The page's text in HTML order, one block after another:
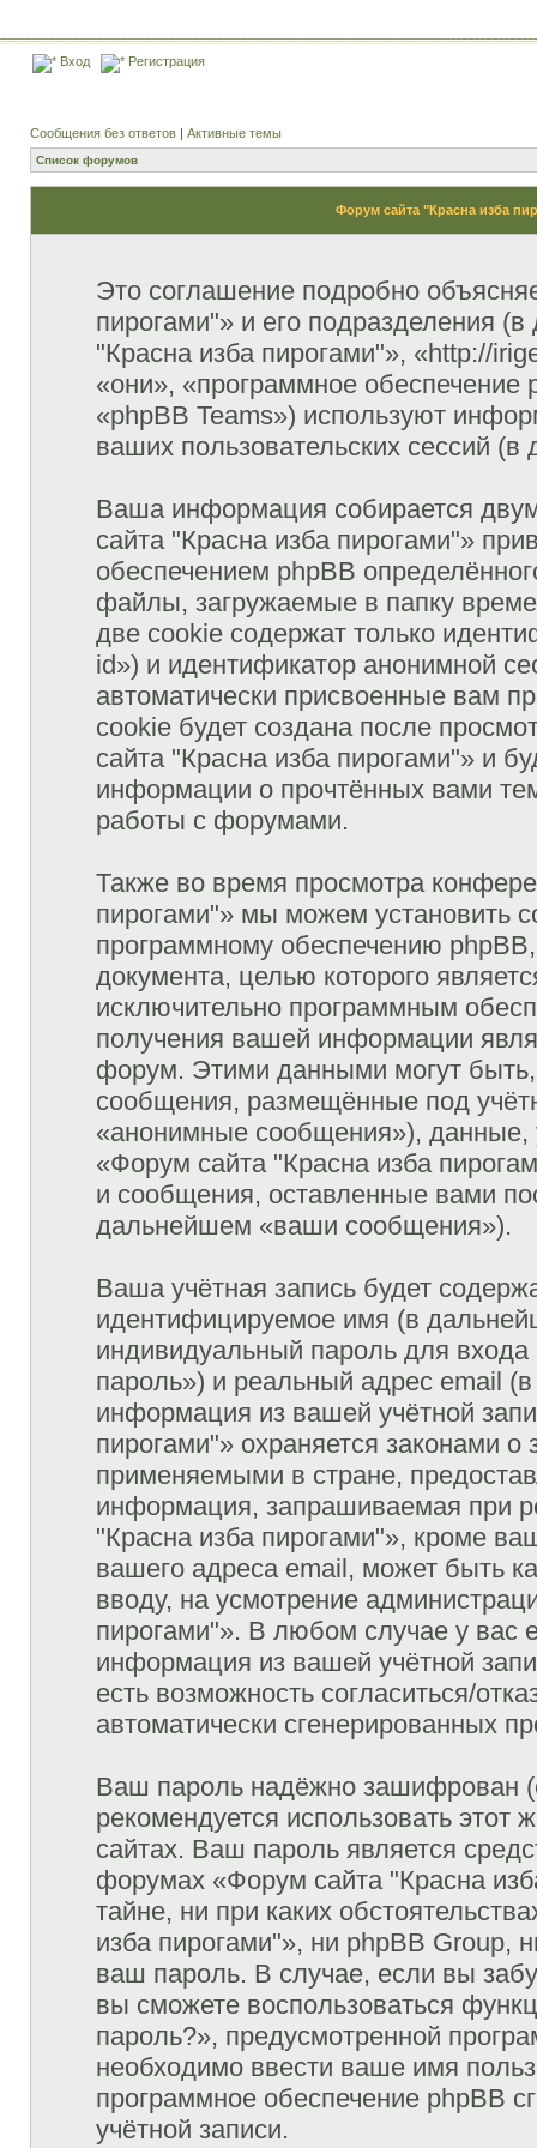
Вход Регистрация
Сообщения без ответов | Активные темы
Список форумов
Форум сайта "Красна изба
Это соглашение подробно
пирогами"» и его подразделения
"Красна изба пирогами"», «http://
«они», «программное
«phpBB Teams») используют
ваших пользовательских сессий
Ваша информация собирается
сайта "Красна изба пирогами"»
обеспечением phpBB
файлы, загружаемые в папку
две cookie содержат только
id») и идентификатор анонимной
автоматически присвоенные вам
cookie будет создана после
сайта "Красна изба пирогами"» и
информации о прочтённых вами
работы с форумами.
Также во время просмотра
пирогами"» мы можем установить
программному обеспечению
документа, целью которого
исключительно программным
получения вашей информации
форум. Этими данными могут
сообщения, размещённые под
«анонимные сообщения»), данные,
«Форум сайта "Красна изба
и сообщения, оставленные вами
дальнейшем «ваши сообщения»).
Ваша учётная запись будет
идентифицируемое имя (в
индивидуальный пароль для
пароль») и реальный адрес email
информация из вашей учётной
пирогами"» охраняется законами
применяемыми в стране,
информация, запрашиваемая при
"Красна изба пирогами"», кроме
вашего адреса email, может быть
вводу, на усмотрение
пирогами"». В любом случае у вас
информация из вашей учётной
есть возможность согласиться/
автоматически сгенерированных
Ваш пароль надёжно зашифрован
рекомендуется использовать этот
сайтах. Ваш пароль является
форумах «Форум сайта "Красна
тайне, ни при каких
изба пирогами"», ни phpBB Group,
ваш пароль. В случае, если вы
вы сможете воспользоваться
пароль?», предусмотренной
необходимо ввести ваше имя
программное обеспечение phpBB
учётной записи.